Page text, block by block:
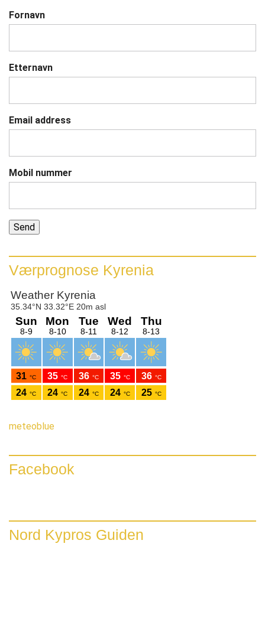
Fornavn
Etternavn
Email address
Mobil nummer
Værprognose Kyrenia
meteoblue
Facebook
Nord Kypros Guiden